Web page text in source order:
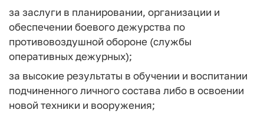
за заслуги в планировании, организации и
обеспечении боевого дежурства по
противовоздушной обороне (службы
оперативных дежурных);
за высокие результаты в обучении и воспитании
подчиненного личного состава либо в освоении
новой техники и вооружения;